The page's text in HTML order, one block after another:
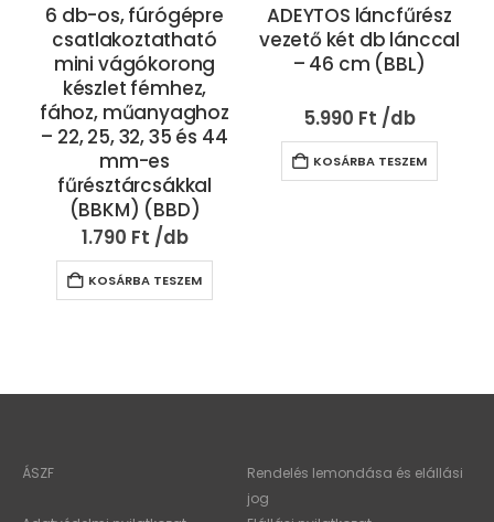
6 db-os, fúrógépre
csatlakoztatható
mini vágókorong
készlet fémhez,
fához, műanyaghoz
– 22, 25, 32, 35 és 44
mm-es
fűrésztárcsákkal
(BBKM) (BBD)
1.790 Ft
KOSÁRBA TESZEM
ADEYTOS láncfűrész
vezető két db lánccal
– 46 cm (BBL)
5.990 Ft
KOSÁRBA TESZEM
ÁSZF
Rendelés lemondása és elállási
jog